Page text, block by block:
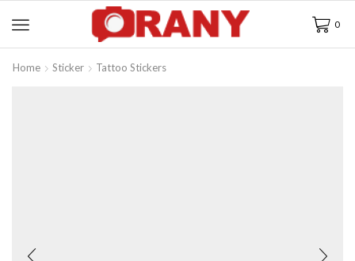
0
Home Sticker Tattoo Stickers